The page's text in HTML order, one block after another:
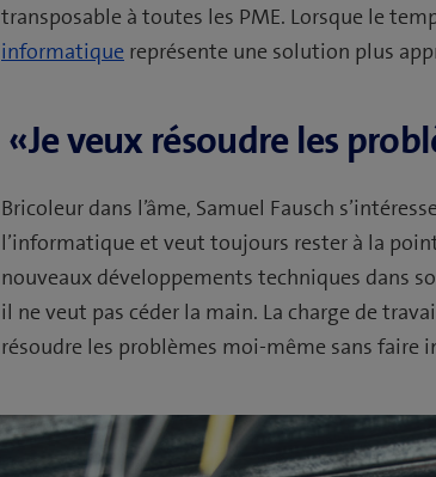
transposable à toutes les PME. Lorsque le
informatique représente une solution plus
«Je veux résoudre les
Bricoleur dans l’âme, Samuel Fausch
l’informatique et veut toujours rester à la
nouveaux développements techniques dans
il ne veut pas céder la main. La charge de
résoudre les problèmes moi-même sans faire